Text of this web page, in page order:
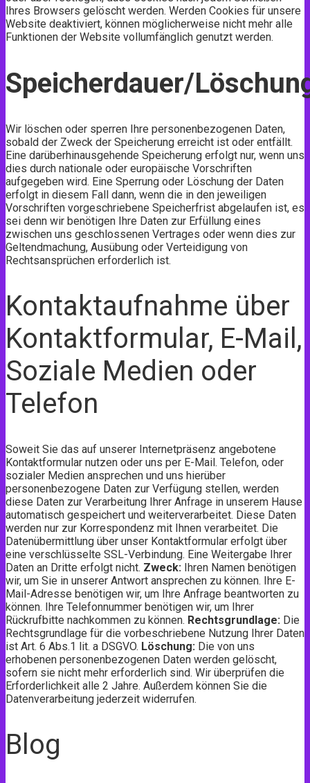
Ihres Browsers gelöscht werden. Werden Cookies für unsere
Website deaktiviert, können möglicherweise nicht mehr alle
Funktionen der Website vollumfänglich genutzt werden.
Speicherdauer/
Wir löschen oder sperren Ihre personenbezogenen Daten,
sobald der Zweck der Speicherung erreicht ist oder entfällt.
Eine darüberhinausgehende Speicherung erfolgt nur, wenn uns
dies durch nationale oder europäische Vorschriften
aufgegeben wird. Eine Sperrung oder Löschung der Daten
erfolgt in diesem Fall dann, wenn die in den jeweiligen
Vorschriften vorgeschriebene Speicherfrist abgelaufen ist, es
sei denn wir benötigen Ihre Daten zur Erfüllung eines
zwischen uns geschlossenen Vertrages oder wenn dies zur
Geltendmachung, Ausübung oder Verteidigung von
Rechtsansprüchen erforderlich ist.
Kontaktaufnahme über
Kontaktformular, E-Mail,
Soziale Medien oder
Telefon
Soweit Sie das auf unserer Internetpräsenz angebotene
Kontaktformular nutzen oder uns per E-Mail. Telefon, oder
sozialer Medien ansprechen und uns hierüber
personenbezogene Daten zur Verfügung stellen, werden
diese Daten zur Verarbeitung Ihrer Anfrage in unserem Hause
automatisch gespeichert und weiterverarbeitet. Diese Daten
werden nur zur Korrespondenz mit Ihnen verarbeitet. Die
Datenübermittlung über unser Kontaktformular erfolgt über
eine verschlüsselte SSL-Verbindung. Eine Weitergabe Ihrer
Daten an Dritte erfolgt nicht. Zweck: Ihren Namen benötigen
wir, um Sie in unserer Antwort ansprechen zu können. Ihre E-
Mail-Adresse benötigen wir, um Ihre Anfrage beantworten zu
können. Ihre Telefonnummer benötigen wir, um Ihrer
Rückrufbitte nachkommen zu können. Rechtsgrundlage: Die
Rechtsgrundlage für die vorbeschriebene Nutzung Ihrer Daten
ist Art. 6 Abs.1 lit. a DSGVO. Löschung: Die von uns
erhobenen personenbezogenen Daten werden gelöscht,
sofern sie nicht mehr erforderlich sind. Wir überprüfen die
Erforderlichkeit alle 2 Jahre. Außerdem können Sie die
Datenverarbeitung jederzeit widerrufen.
Blog